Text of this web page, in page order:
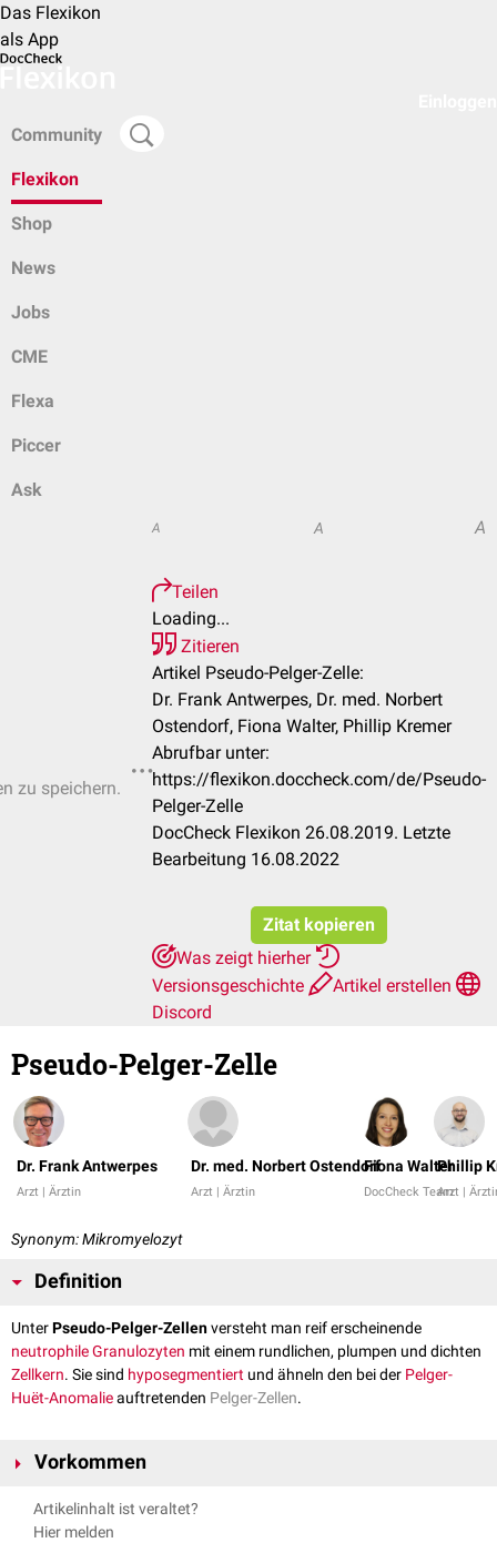
Das Flexikon
als App
Community
Flexikon
Shop
News
Jobs
CME
Flexa
Piccer
Ask
zu speichern.
A A A
Teilen
Loading...
Zitieren
Artikel Pseudo-Pelger-Zelle:
Dr. Frank Antwerpes, Dr. med. Norbert
Ostendorf, Fiona Walter, Phillip Kremer
Abrufbar unter:
https://flexikon.doccheck.com/de/Pseudo-
Pelger-Zelle
DocCheck Flexikon 26.08.2019. Letzte
Bearbeitung 16.08.2022
Zitat kopieren
Was zeigt hierher
Versionsgeschichte
Artikel erstellen
Discord
Pseudo-Pelger-Zelle
Dr. Frank Antwerpes
Arzt | Ärztin
Dr. med. Norbert Ostendorf
Arzt | Ärztin
Fiona Walter
DocCheck Team
Phillip
Arzt |
Synonym: Mikromyelozyt
Definition
UnterPseudo-Pelger-Zellenversteht man reif erscheinende
neutrophile Granulozyten mit einem rundlichen, plumpen und dichten
Zellkern. Sie sind hyposegmentiert und ähneln den bei der Pelger-
Huët-Anomalieauftretenden Pelger-Zellen.
Vorkommen
Pseudo-Pelger-Zellen sieht man als Zeichen einer
anderem beim
Artikelinhalt ist veraltet?
Hier melden